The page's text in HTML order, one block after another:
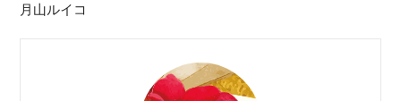
月山ルイコ